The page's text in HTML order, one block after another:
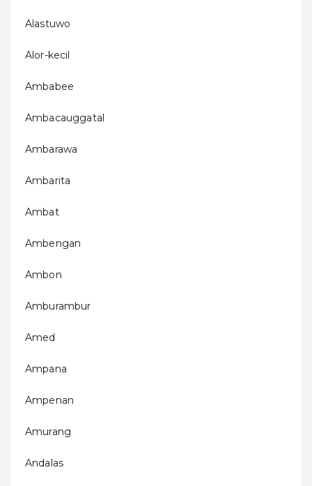
Alastuwo
Alor-kecil
Ambabee
Ambacauggatal
Ambarawa
Ambarita
Ambat
Ambengan
Ambon
Amburambur
Amed
Ampana
Ampenan
Amurang
Andalas